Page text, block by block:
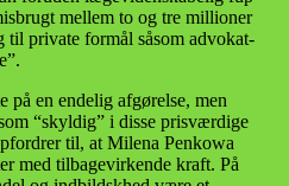
mellem to og tre millioner
til private formål såsom advokat­
på en endelig afgørelse, men
“skyldig” i disse prisværdige
til, at Milena Penkowa
med tilbagevirkende kraft. På